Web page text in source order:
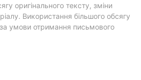
оригінального тексту, зміни
Використання більшого обсягу
умови отримання письмового